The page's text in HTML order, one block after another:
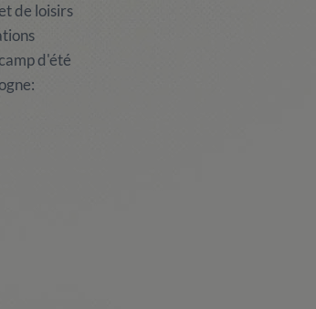
de loisirs
d'été